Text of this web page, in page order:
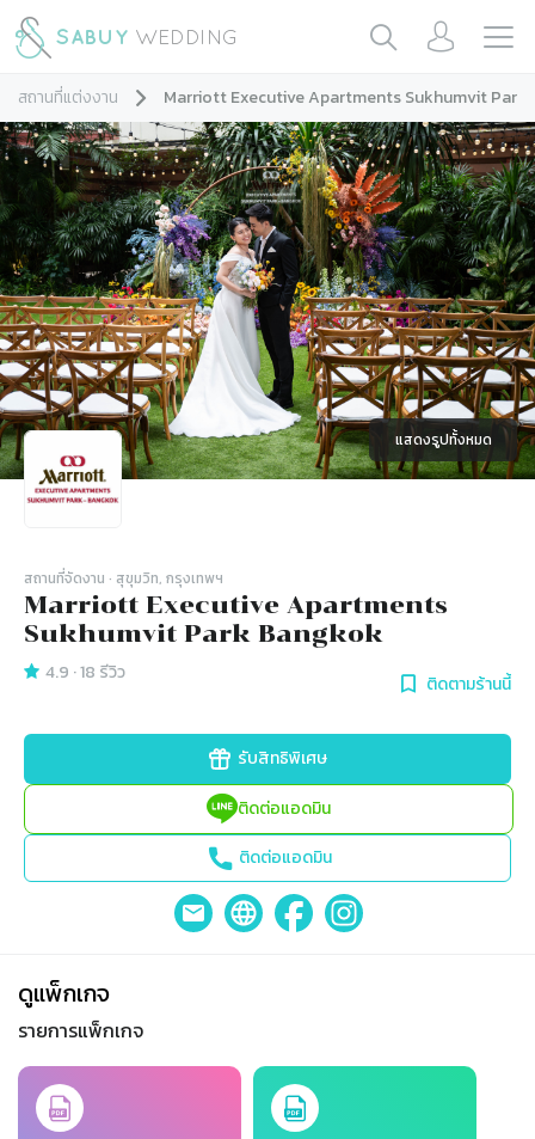
สถานที่แต่งงาน Marriott Executive Apartments Sukhumvit Park
แสดงรูปทั้งหมด
สถานที่จัดงาน · สุขุมวิท, กรุงเทพฯ
Marriott Executive Apartments
Sukhumvit Park Bangkok
4.9 ·18 รีวิว ติดตามร้านนี้
รับสิทธิพิเศษ
ติดต่อแอดมิน
ติดต่อแอดมิน
ดูแพ็กเกจ
รายการแพ็กเกจ
Slide 1 of 2